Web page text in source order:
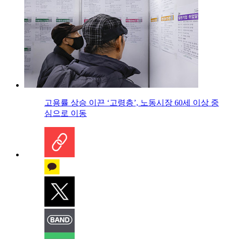
고용률 상승 이끈 ‘고령층’, 노동시장 60세 이상 중
심으로 이동